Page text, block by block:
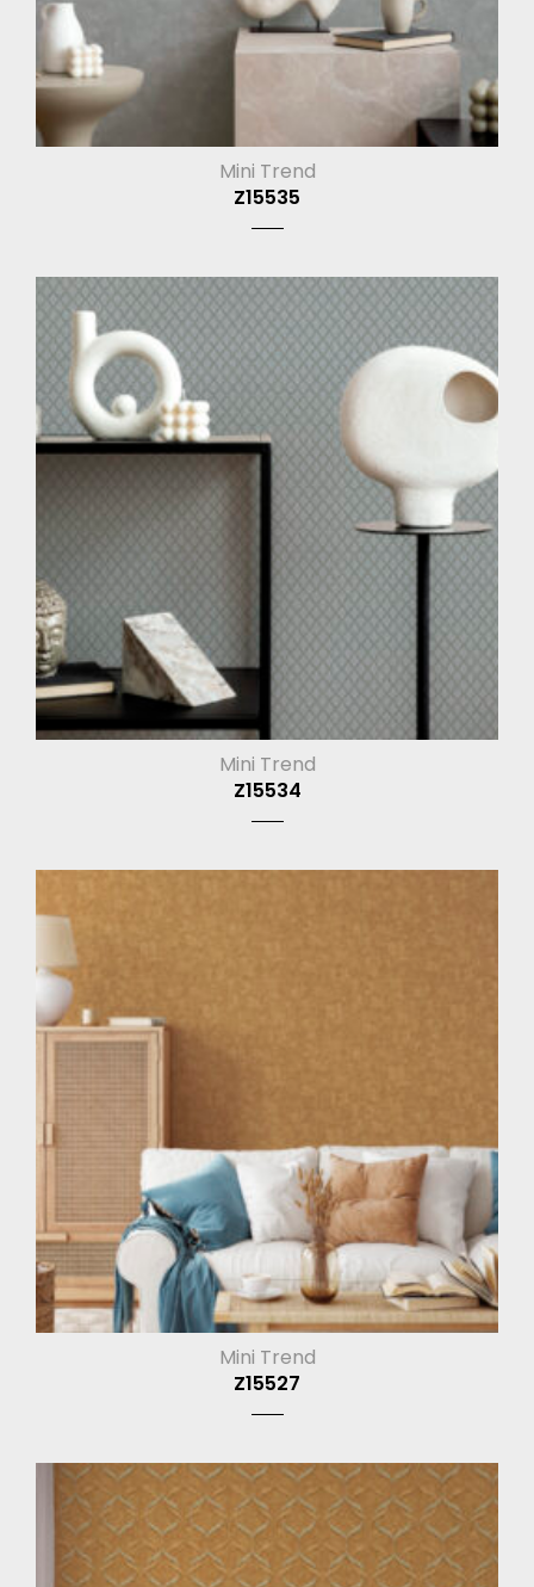
Mini Trend
Z15535
Mini Trend
Z15534
Mini Trend
Z15527